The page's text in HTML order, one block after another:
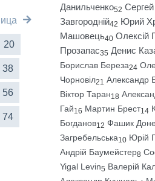
20
38
56
74
Данильченко52
Завгородній42 Юрий
Машовець40 Олексій
Прозапас35 Денис
Борислав Береза24
Чорновіл21 Александр
Віктор Таран18
Гай16 Мартин Брест14
Богданов12 Фашик
Загребельська10 Юрій
Андрій Баумейстер8
Yigal Levin5 Валерій